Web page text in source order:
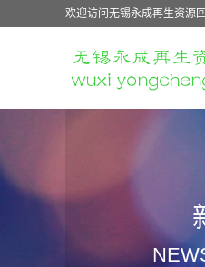
欢迎访问无锡永成再生资源